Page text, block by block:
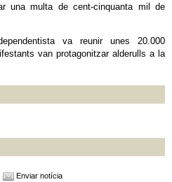
una multa de cent-cinquanta mil de
va reunir unes 20.000
van protagonitzar alderulls a la
Enviar notícia